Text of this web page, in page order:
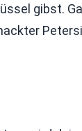
gibst.